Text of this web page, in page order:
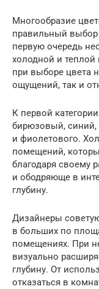
Многообразие
правильный
первую очередь
холодной и теплой
при выборе цвета
ощущений, так и
К первой
бирюзовый, синий,
и фиолетового.
помещений,
благодаря своему
и ободряюще в
глубину.
Дизайнеры
в больших по
помещениях. При
визуально
глубину. От
отказаться в